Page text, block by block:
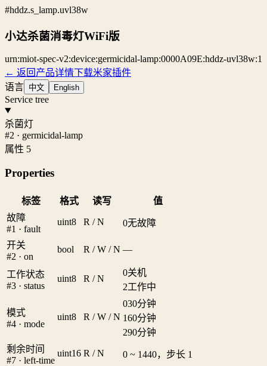
#hddz.s_lamp.uvl38w
小达杀菌消毒灯WiFi版
urn:miot-spec-v2:device:germicidal-lamp:0000A09E:hddz-uvl38w:1
← 返回产品详情下载米家插件
语言 中文 English
Service tree
杀菌灯
#2 · germicidal-lamp
属性 5
Properties
标签 格式 读写
值
故障
#1 · fault
uint8 R / N 0无故障
开关
#2 · on
bool R / W / N —
工作状态
#3 · status
uint8 R / N
0关机
2工作中
模式
#4 · mode
uint8 R / W / N
030分钟
160分钟
290分钟
剩余时间
#7 · left-time
uint16 R / N 0 ~ 1440，步长 1